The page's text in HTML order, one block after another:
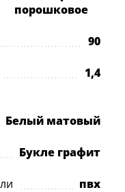
порошковое
90
1,4
Белый матовый
Букле графит
пвх